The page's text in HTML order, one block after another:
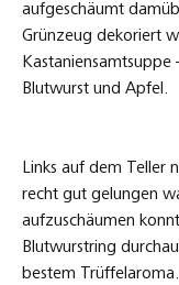
aufgeschäumt
Grünzeug dekoriert
Blutwurst und Apfel.
Links auf dem Teller
recht gut gelungen
aufzuschäumen
Blutwurstring
bestem